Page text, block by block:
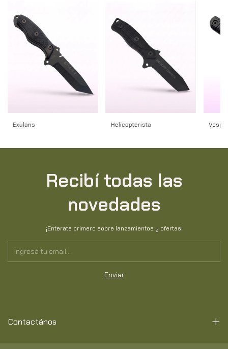
Exulans Helicopterista Vespa
Recibí todas las
novedades
¡Enterate primero sobre lanzamientos y ofertas!
Contactános